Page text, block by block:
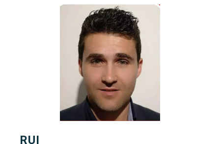
RUI